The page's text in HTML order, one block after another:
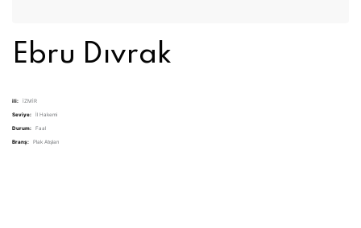
Ebru Dıvrak
ili: İZMİR
Seviye: İl Hakemi
Durum: Faal
Branş: Plak Atışları